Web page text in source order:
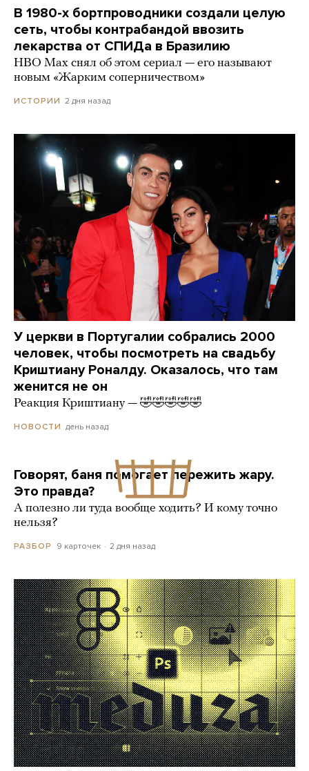
В 1980-х бортпроводники создали целую
сеть, чтобы контрабандой ввозить
лекарства от СПИДа в Бразилию
HBO Max снял об этом сериал — его называют
новым «Жарким соперничеством»
ИСТОРИИ 2 дня назад
У церкви в Португалии собрались 2000
человек, чтобы посмотреть на свадьбу
Криштиану Роналду. Оказалось, что там
женится не он
Реакция Криштиану — 🤣🤣🤣🤣🤣
НОВОСТИ день назад
Говорят, баня помогает пережить жару.
Это правда?
А полезно ли туда вообще ходить? И кому точно
нельзя?
РАЗБОР 9 карточек 2 дня назад